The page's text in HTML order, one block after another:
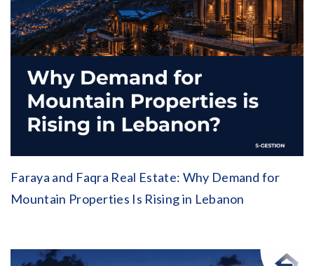
Faraya and Faqra Real Estate: Why Demand for
Mountain Properties Is Rising in Lebanon